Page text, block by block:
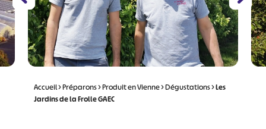
Accueil>Préparons>Produit en Vienne>Dégustations>Les
Jardins de la Frolle GAEC